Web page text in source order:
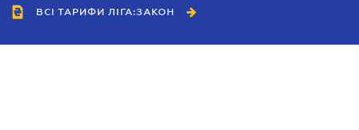
ВСІ ТАРИФИ ЛІГА:ЗАКОН